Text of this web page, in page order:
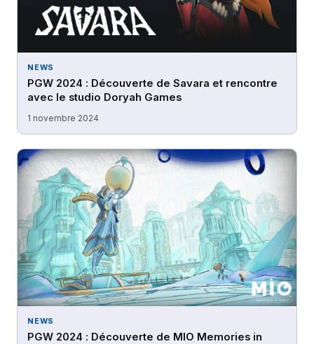
NEWS
PGW 2024 : Découverte de Savara et rencontre
avec le studio Doryah Games
1 novembre 2024
NEWS
PGW 2024 : Découverte de MIO Memories in